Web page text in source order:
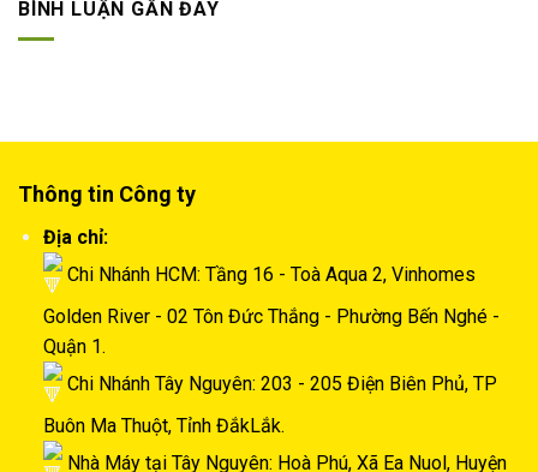
BÌNH LUẬN GẦN ĐÂY
Thông tin Công ty
Địa chỉ:
Chi Nhánh HCM: Tầng 16 - Toà Aqua 2, Vinhomes
Golden River - 02 Tôn Đức Thắng - Phường Bến Nghé -
Quận 1.
Chi Nhánh Tây Nguyên: 203 - 205 Điện Biên Phủ, TP
Buôn Ma Thuột, Tỉnh ĐắkLắk.
Nhà Máy tại Tây Nguyên: Hoà Phú, Xã Ea Nuol, Huyện